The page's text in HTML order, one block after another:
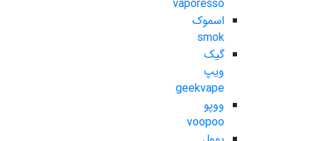
vaporesso
اسموک
smok
گیک
ویپ
geekvape
ووپو
voopoo